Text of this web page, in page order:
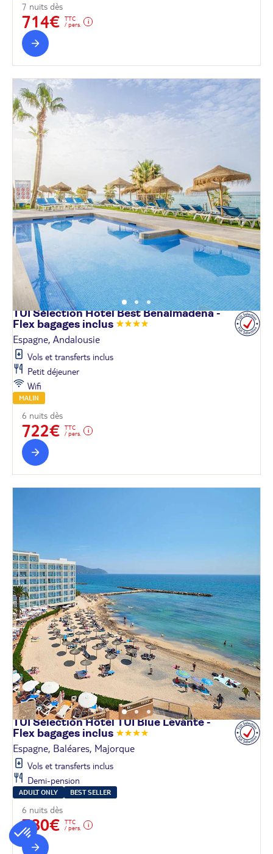
7 nuits dès
714€
TTC
/ pers.
TUI Sélection Hôtel Best Benalmadena -
Flex bagages inclus
Espagne, Andalousie
Vols et transferts inclus
Petit déjeuner
Wifi
MALIN
6 nuits dès
722€
TTC
/ pers.
TUI Sélection Hôtel TUI Blue Levante -
Flex bagages inclus
Espagne, Baléares, Majorque
Vols et transferts inclus
Demi-pension
ADULT ONLY BEST SELLER
6 nuits dès
780€
TTC
/ pers.